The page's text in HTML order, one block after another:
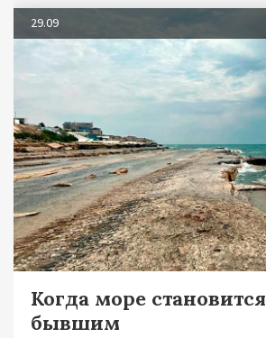
29.09
Когда море становится
бывшим